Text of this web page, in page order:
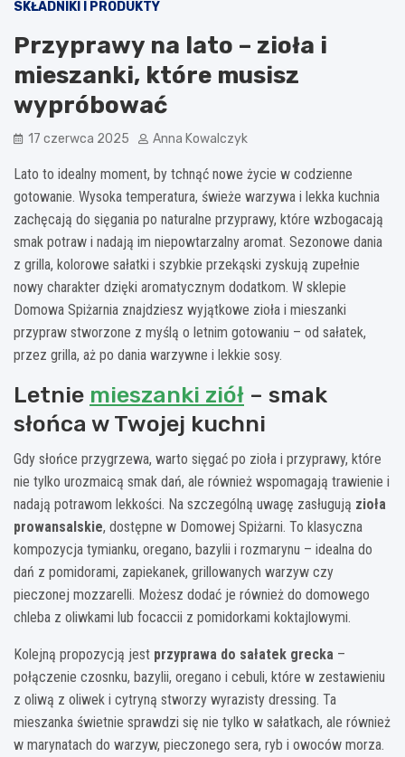
SKŁADNIKI I PRODUKTY
Przyprawy na lato – zioła i
mieszanki, które musisz
wypróbować
17 czerwca 2025 Anna Kowalczyk
Lato to idealny moment, by tchnąć nowe życie w codzienne
gotowanie. Wysoka temperatura, świeże warzywa i lekka kuchnia
zachęcają do sięgania po naturalne przyprawy, które wzbogacają
smak potraw i nadają im niepowtarzalny aromat. Sezonowe dania
z grilla, kolorowe sałatki i szybkie przekąski zyskują zupełnie
nowy charakter dzięki aromatycznym dodatkom. W sklepie
Domowa Spiżarnia znajdziesz wyjątkowe zioła i mieszanki
przypraw stworzone z myślą o letnim gotowaniu – od sałatek,
przez grilla, aż po dania warzywne i lekkie sosy.
Letnie mieszanki ziół – smak
słońca w Twojej kuchni
Gdy słońce przygrzewa, warto sięgać po zioła i przyprawy, które
nie tylko urozmaicą smak dań, ale również wspomagają trawienie i
nadają potrawom lekkości. Na szczególną uwagę zasługują zioła
prowansalskie, dostępne w Domowej Spiżarni. To klasyczna
kompozycja tymianku, oregano, bazylii i rozmarynu – idealna do
dań z pomidorami, zapiekanek, grillowanych warzyw czy
pieczonej mozzarelli. Możesz dodać je również do domowego
chleba z oliwkami lub focaccii z pomidorkami koktajlowymi.
Kolejną propozycją jest przyprawa do sałatek grecka –
połączenie czosnku, bazylii, oregano i cebuli, które w zestawieniu
z oliwą z oliwek i cytryną stworzy wyrazisty dressing. Ta
mieszanka świetnie sprawdzi się nie tylko w sałatkach, ale również
w marynatach do warzyw, pieczonego sera, ryb i owoców morza.